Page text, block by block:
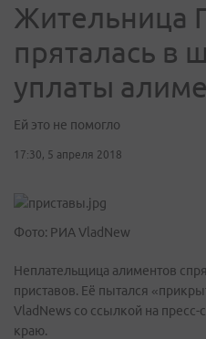
Жительница
пряталась в
уплаты
Ей это не помогло
17:30, 5 апреля 2018
Фото: РИА VladNew
Неплательщица алиментов
приставов. Её пытался
VladNews со ссылкой на
краю.